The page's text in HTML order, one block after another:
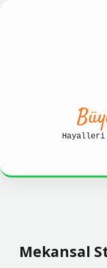
Hayalleri
Mekansal